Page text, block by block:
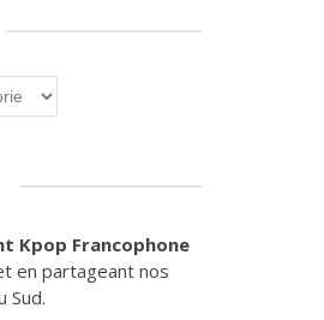
Kpop Francophone
en partageant nos
Sud.